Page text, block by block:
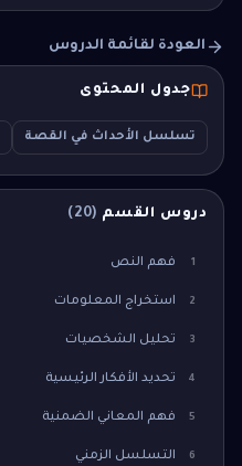
العودة لقائمة الدروس
جدول المحتوى
تسلسل الأحداث في القصة
دروس القسم (
20
)
1 فهم النص
2 استخراج المعلومات
3 تحليل الشخصيات
4 تحديد الأفكار الرئيسية
5 فهم المعاني الضمنية
6 التسلسل الزمني